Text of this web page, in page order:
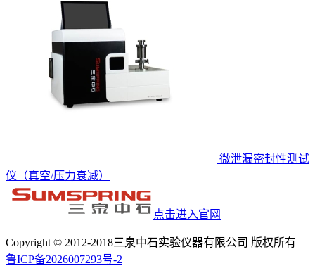
微泄漏密封性测试
仪（真空/压力衰减）
点击进入官网
Copyright © 2012-2018三泉中石实验仪器有限公司 版权所有
鲁ICP备2026007293号-2